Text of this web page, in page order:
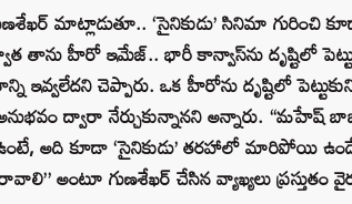
మాట్లాడుతూ.. ‘సైనికుడు’ సినిమా గురించి
తాను హీరో ఇమేజ్.. భారీ కాన్వాస్‌ను దృష్టిలో
ఇవ్వలేదని చెప్పారు. ఒక హీరోను దృష్టిలో
ద్వారా నేర్చుకున్నానని అన్నారు. “మహేష్
ఉంటే, అది కూడా ‘సైనికుడు’ తరహాలో మారిపోయి
అంటూ గుణశేఖర్ చేసిన వ్యాఖ్యలు